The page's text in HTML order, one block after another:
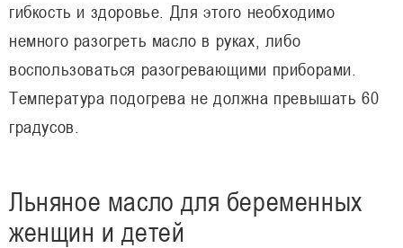
гибкость и здоровье. Для этого необходимо
немного разогреть масло в руках, либо
воспользоваться разогревающими приборами.
Температура подогрева не должна превышать 60
градусов.
Льняное масло для беременных
женщин и детей